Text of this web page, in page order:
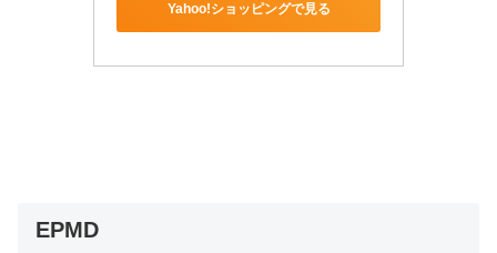
Yahoo!ショッピングで見る
EPMD